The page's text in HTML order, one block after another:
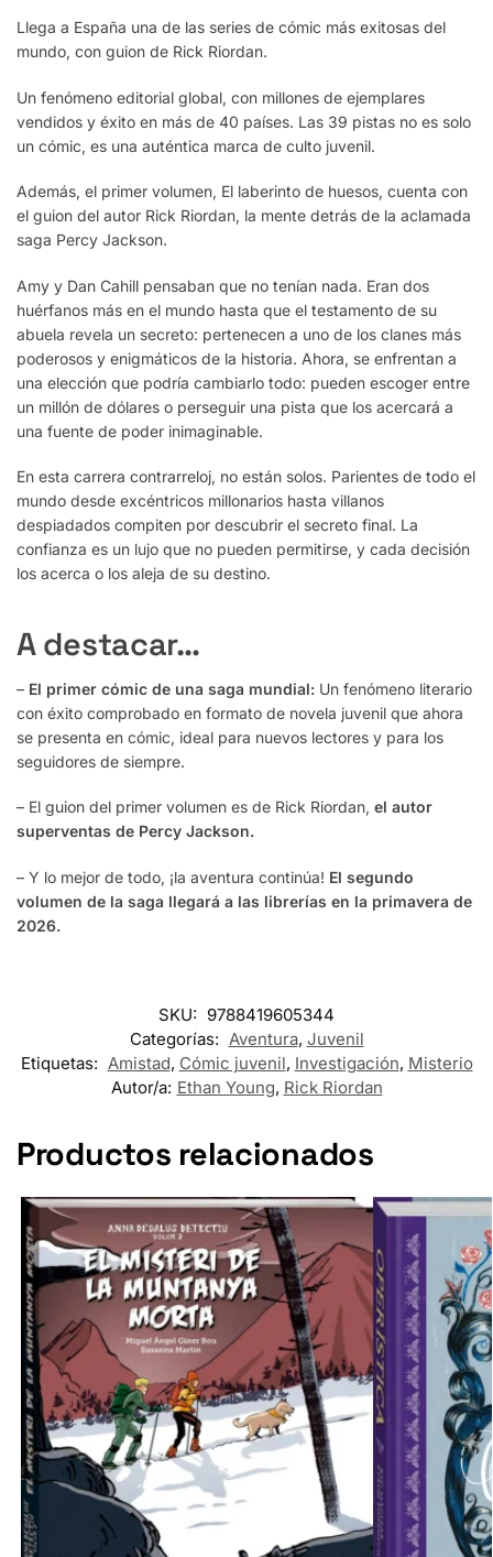
Llega a España una de las series de cómic más exitosas del
mundo, con guion de Rick Riordan.
Un fenómeno editorial global, con millones de ejemplares
vendidos y éxito en más de 40 países. Las 39 pistas no es solo
un cómic, es una auténtica marca de culto juvenil.
Además, el primer volumen, El laberinto de huesos, cuenta con
el guion del autor Rick Riordan, la mente detrás de la aclamada
saga Percy Jackson.
Amy y Dan Cahill pensaban que no tenían nada. Eran dos
huérfanos más en el mundo hasta que el testamento de su
abuela revela un secreto: pertenecen a uno de los clanes más
poderosos y enigmáticos de la historia. Ahora, se enfrentan a
una elección que podría cambiarlo todo: pueden escoger entre
un millón de dólares o perseguir una pista que los acercará a
una fuente de poder inimaginable.
En esta carrera contrarreloj, no están solos. Parientes de todo el
mundo desde excéntricos millonarios hasta villanos
despiadados compiten por descubrir el secreto final. La
confianza es un lujo que no pueden permitirse, y cada decisión
los acerca o los aleja de su destino.
A destacar…
– El primer cómic de una saga mundial: Un fenómeno literario
con éxito comprobado en formato de novela juvenil que ahora
se presenta en cómic, ideal para nuevos lectores y para los
seguidores de siempre.
– El guion del primer volumen es de Rick Riordan, el autor
superventas de Percy Jackson.
– Y lo mejor de todo, ¡la aventura continúa! El segundo
volumen de la saga llegará a las librerías en la primavera de
2026.
SKU: 9788419605344
Categorías: Aventura, Juvenil
Etiquetas: Amistad, Cómic juvenil, Investigación, Misterio
Autor/a: Ethan Young, Rick Riordan
Productos relacionados